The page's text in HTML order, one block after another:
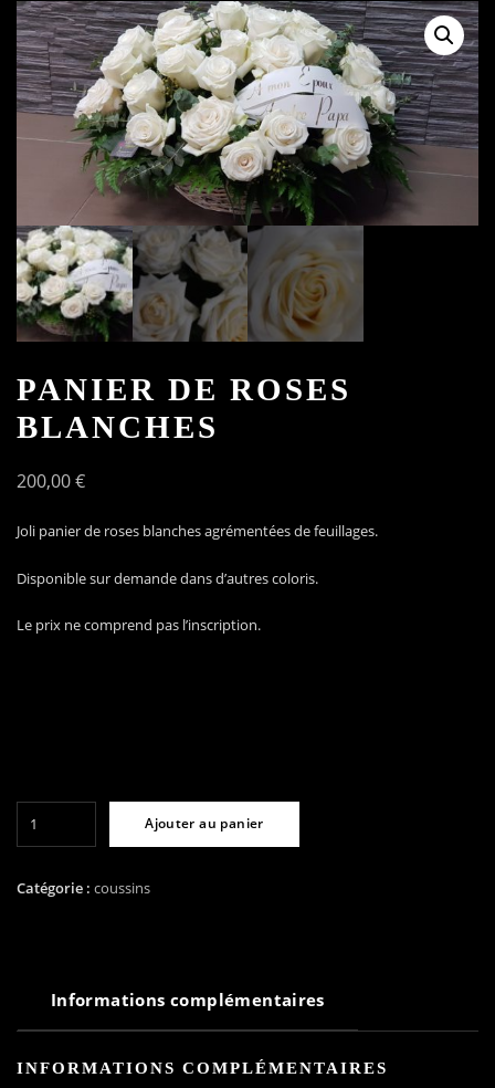
PANIER DE ROSES
BLANCHES
200,00€
Joli panier de roses blanches agrémentées de feuillages.
Disponible sur demande dans d’autres coloris.
Le prix ne comprend pas l’inscription.
de
Ajouter au panier
Catégorie : coussins
Informations complémentaires
INFORMATIONS COMPLÉMENTAIRES